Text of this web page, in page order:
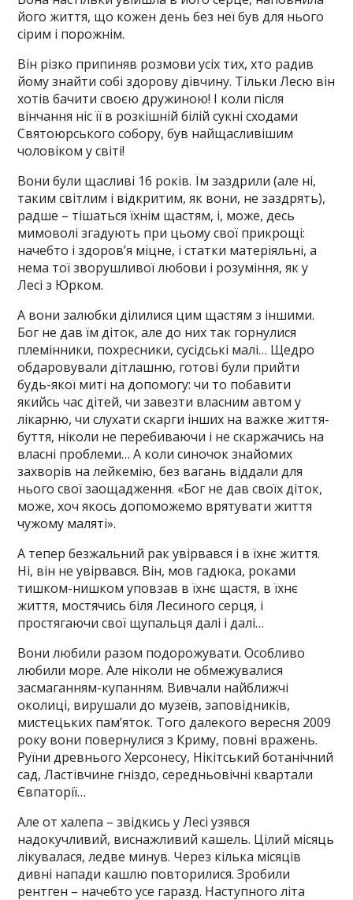
його життя, що кожен день без неї був для нього
сірим і порожнім.
Він різко припиняв розмови усіх тих, хто радив
йому знайти собі здорову дівчину. Тільки Лесю він
хотів бачити своєю дружиною! І коли після
вінчання ніс її в розкішній білій сукні сходами
Святоюрського собору, був найщасливішим
чоловіком у світі!
Вони були щасливі 16 років. Їм заздрили (але ні,
таким світлим і відкритим, як вони, не заздрять),
радше – тішаться їхнім щастям, і, може, десь
мимоволі згадують при цьому свої прикрощі:
начебто і здоров’я міцне, і статки матеріяльні, а
нема тої зворушливої любови і розуміння, як у
Лесі з Юрком.
А вони залюбки ділилися цим щастям з іншими.
Бог не дав їм діток, але до них так горнулися
племінники, похресники, сусідські малі… Щедро
обдаровували дітлашню, готові були прийти
будь-якої миті на допомогу: чи то побавити
якийсь час дітей, чи завезти власним автом у
лікарню, чи слухати скарги інших на важке життя-
буття, ніколи не перебиваючи і не скаржачись на
власні проблеми… А коли синочок знайомих
захворів на лейкемію, без вагань віддали для
нього свої заощадження. «Бог не дав своїх діток,
може, хоч якось допоможемо врятувати життя
чужому маляті».
А тепер безжальний рак увірвався і в їхнє життя.
Ні, він не увірвався. Він, мов гадюка, роками
тишком-нишком уповзав в їхнє щастя, в їхнє
життя, мостячись біля Лесиного серця, і
простягаючи свої щупальця далі і далі…
Вони любили разом подорожувати. Особливо
любили море. Але ніколи не обмежувалися
засмаганням-купанням. Вивчали найближчі
околиці, вирушали до музеїв, заповідників,
мистецьких пам’яток. Того далекого вересня 2009
року вони повернулися з Криму, повні вражень.
Руїни древнього Херсонесу, Нікітський ботанічний
сад, Ластівчине гніздо, середньовічні квартали
Євпаторії…
Але от халепа – звідкись у Лесі узявся
надокучливий, виснажливий кашель. Цілий місяць
лікувалася, ледве минув. Через кілька місяців
дивні напади кашлю повторилися. Зробили
рентген – начебто усе гаразд. Наступного літа